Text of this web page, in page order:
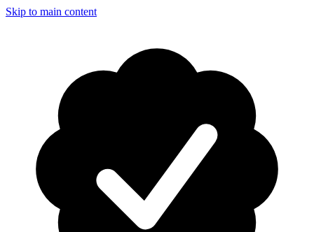
Skip to main content